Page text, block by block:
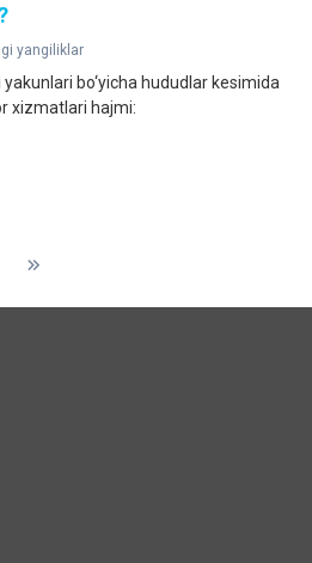
yangiliklar
bo‘yicha hududlar kesimida
xizmatlari hajmi: